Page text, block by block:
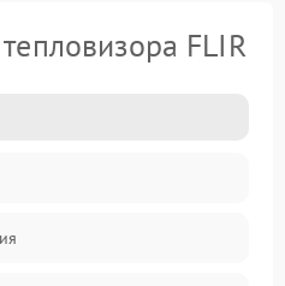
FLIR